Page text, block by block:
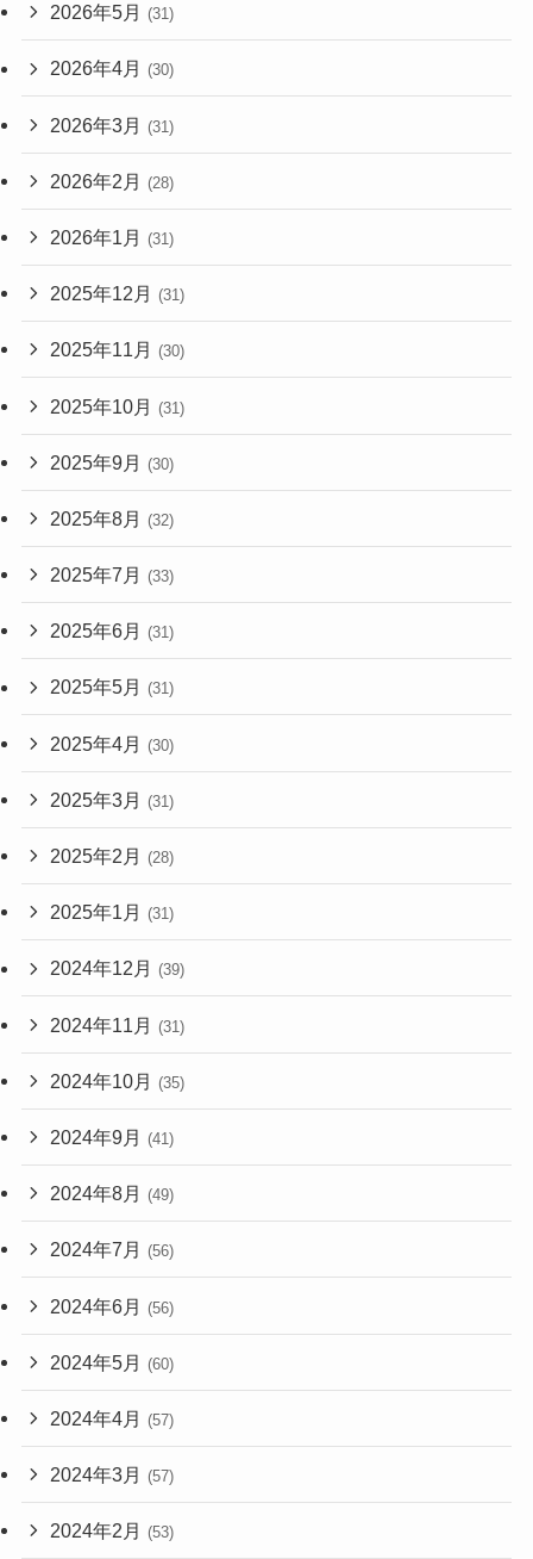
2026年5月 (31)
2026年4月 (30)
2026年3月 (31)
2026年2月 (28)
2026年1月 (31)
2025年12月 (31)
2025年11月 (30)
2025年10月 (31)
2025年9月 (30)
2025年8月 (32)
2025年7月 (33)
2025年6月 (31)
2025年5月 (31)
2025年4月 (30)
2025年3月 (31)
2025年2月 (28)
2025年1月 (31)
2024年12月 (39)
2024年11月 (31)
2024年10月 (35)
2024年9月 (41)
2024年8月 (49)
2024年7月 (56)
2024年6月 (56)
2024年5月 (60)
2024年4月 (57)
2024年3月 (57)
2024年2月 (53)